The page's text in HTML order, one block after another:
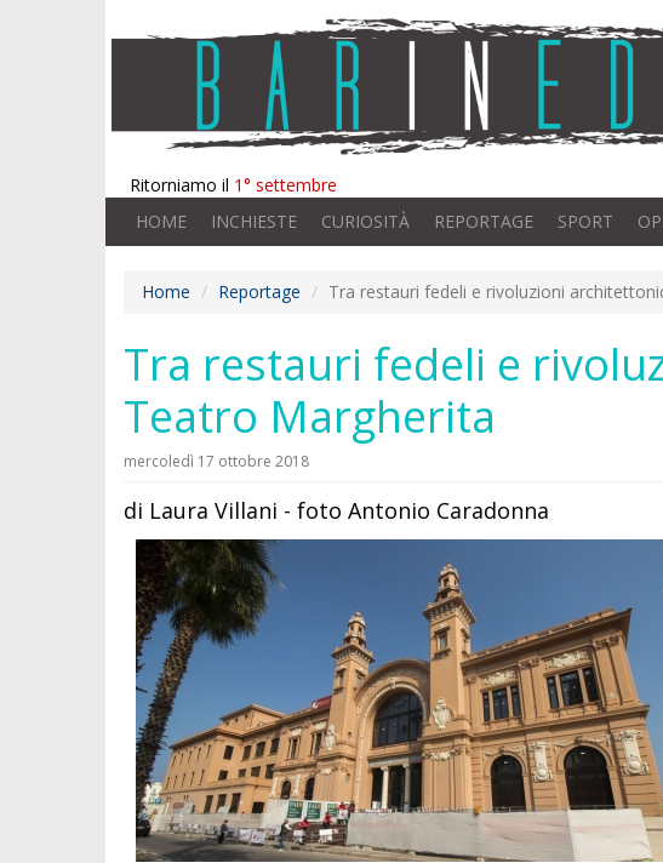
Ritorniamo il 1° settembre
HOME INCHIESTE CURIOSITÀ REPORTAGE SPORT
Home Reportage Tra restauri fedeli e rivoluzioni
Tra restauri fedeli e
Teatro Margherita
mercoledì 17 ottobre 2018
di Laura Villani - foto Antonio Caradonna